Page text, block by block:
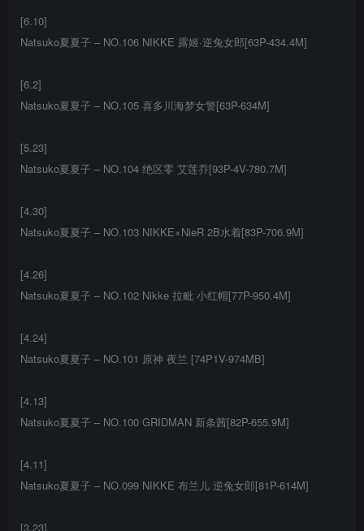
[6.10]
Natsuko夏夏子 – NO.106 NIKKE 露姬·逆兔女郎[63P-434.4M]
[6.2]
Natsuko夏夏子 – NO.105 喜多川海梦女警[63P-634M]
[5.23]
Natsuko夏夏子 – NO.104 绝区零 艾莲乔[93P-4V-780.7M]
[4.30]
Natsuko夏夏子 – NO.103 NIKKE×NieR 2B水着[83P-706.9M]
[4.26]
Natsuko夏夏子 – NO.102 Nikke 拉毗 小红帽[77P-950.4M]
[4.24]
Natsuko夏夏子 – NO.101 原神 夜兰 [74P1V-974MB]
[4.13]
Natsuko夏夏子 – NO.100 GRIDMAN 新条茜[82P-655.9M]
[4.11]
Natsuko夏夏子 – NO.099 NIKKE 布兰儿 逆兔女郎[81P-614M]
[3.23]